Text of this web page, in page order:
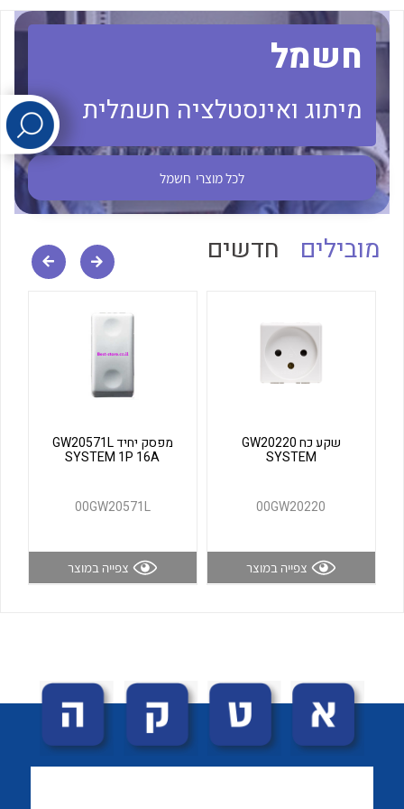
לכל מוצרי היצרן
חשמל
מיתוג ואינסטלציה חשמלית
לכל מוצרי חשמל
מובילים חדשים
שקע כח GW20220
SYSTEM
00GW20220
צפייה במוצר
מפסק יחיד GW20571L
SYSTEM 1P 16A
00GW20571L
צפייה במוצר